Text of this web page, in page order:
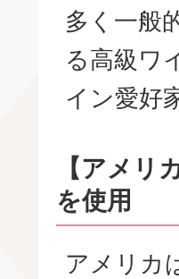
多く一般
る高級ワ
イン愛好
【アメリ
を使用
アメリカ